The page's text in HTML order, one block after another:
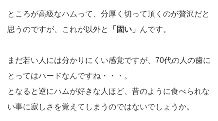
ところが高級なハムって、分厚く切って頂くのが贅沢だと
思うのですが、これが以外と
「固い」 んです。
まだ若い人には分かりにくい感覚ですが、70代の人の歯に
とってはハードなんですね・・・。
となると逆にハムが好きな人ほど、昔のように食べられな
い事に寂しさを覚えてしまうのではないでしょうか。